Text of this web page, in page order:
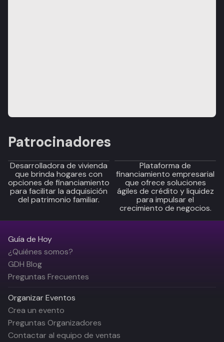
Patrocinadores
Desarrolladora de vivienda
que brinda hogares con
opciones de financiamiento
para facilitar la adquisición
del patrimonio familiar.
Plataforma de
financiamiento empresarial
que ofrece soluciones
ágiles de crédito y liquidez
para impulsar el
crecimiento de negocios.
Guía de Hoy
¿Quiénes somos?
GDH Blog
Preguntas Frecuentes
Organizar Eventos
Crea un evento
Preguntas Organizadores
Contactar al equipo de ventas